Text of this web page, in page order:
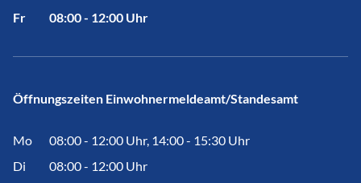
Fr
08:00 - 12:00 Uhr
Öffnungszeiten Einwohnermeldeamt/Standesamt
Mo
08:00 - 12:00 Uhr, 14:00 - 15:30 Uhr
Di
08:00 - 12:00 Uhr